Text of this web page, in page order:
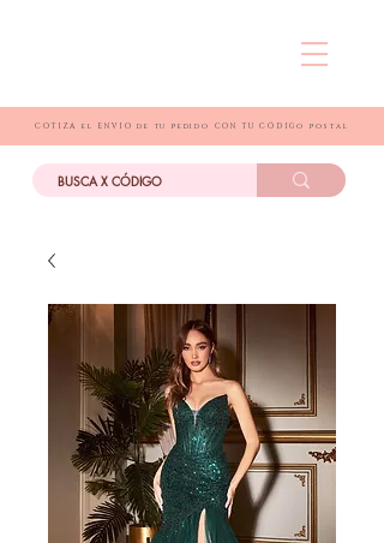
COTIZA el ENVIO de tu pedido CON TU CÓDIGo postal